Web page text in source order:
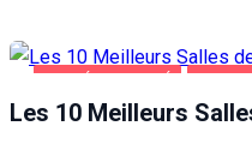
Les 10 Meilleurs